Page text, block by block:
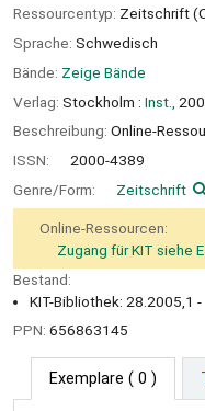
Ressourcentyp: Zeitschrift
Sprache: Schwedisch
Bände: Zeige Bände
Verlag: Stockholm : Inst.,
Beschreibung: Online-
ISSN:
2000-4389
Genre/Form:
Zeitschrift
Online-Ressourcen:
Zugang für KIT siehe
Bestand:
KIT-Bibliothek: 28.2005,1 -
PPN: 656863145
Exemplare ( 0 )